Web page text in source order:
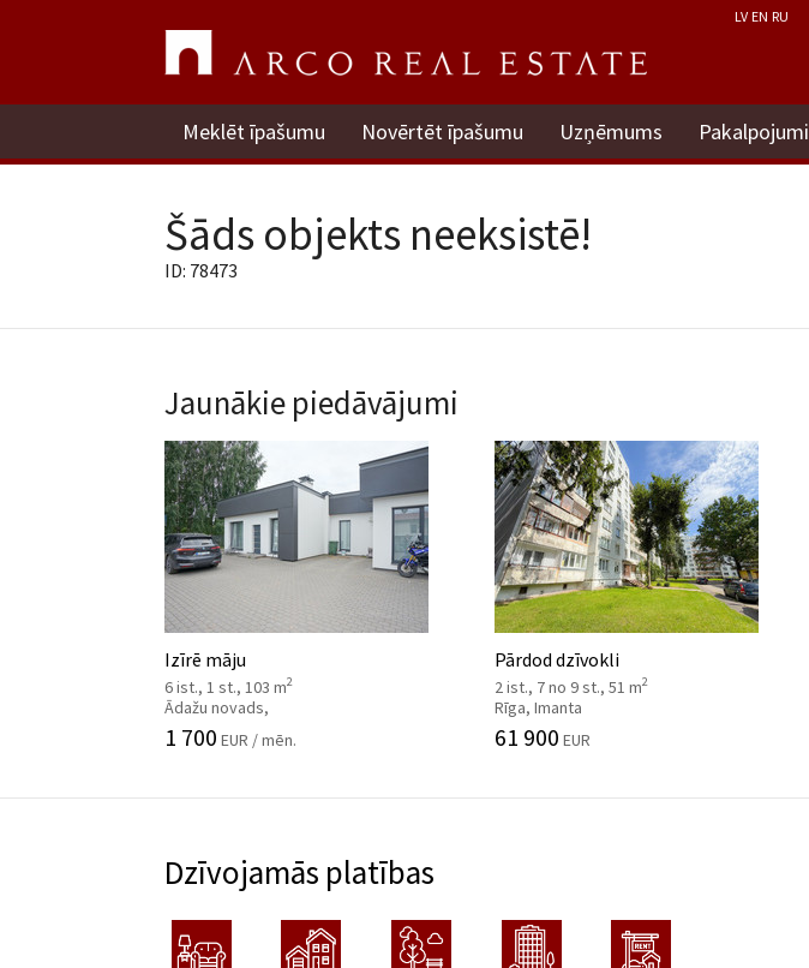
LV EN RU
Meklēt īpašumu Novērtēt īpašumu Uzņēmums Pakalpojumi
Šāds objekts neeksistē!
ID: 78473
Jaunākie piedāvājumi
Izīrē māju
6 ist., 1 st., 103 m2
Ādažu novads,
1 700 EUR / mēn.
Pārdod dzīvokli
2 ist., 7 no 9 st., 51 m2
Rīga, Imanta
61 900 EUR
Dzīvojamās platības